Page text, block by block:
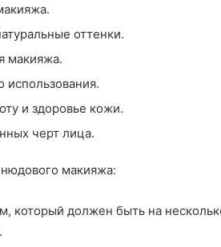
оттенки.
макияжа.
использования.
и здоровье кожи.
черт лица.
макияжа:
который должен быть на